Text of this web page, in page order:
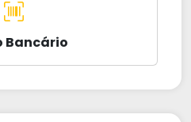
Bancário